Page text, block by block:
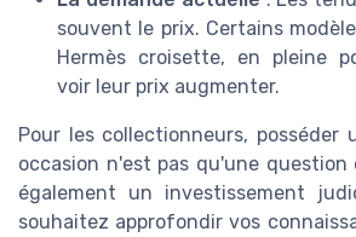
souvent le prix. Certains
Hermès croisette, en pleine
voir leur prix augmenter.
Pour les collectionneurs, posséder
occasion n'est pas qu'une question
également un investissement
souhaitez approfondir vos